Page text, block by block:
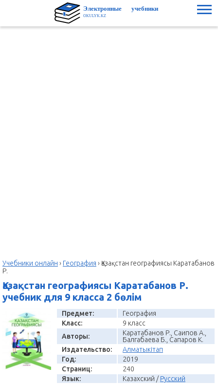
Учебники онлайн › География › Қазақстан географиясы Каратабанов
Р.
Қазақстан географиясы Каратабанов Р.
учебник для 9 класса 2 бөлім
Предмет:
География
Класс:
9 класс
Авторы:
Каратабанов Р., Саипов А.,
Балгабаева Б., Сапаров К.
Издательство:
Алматыкітап
Год:
2019
Страниц:
240
Язык:
Казахский / Русский